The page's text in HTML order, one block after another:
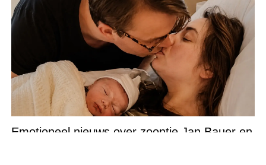
Emotioneel nieuws over zoontje Jan Bauer en